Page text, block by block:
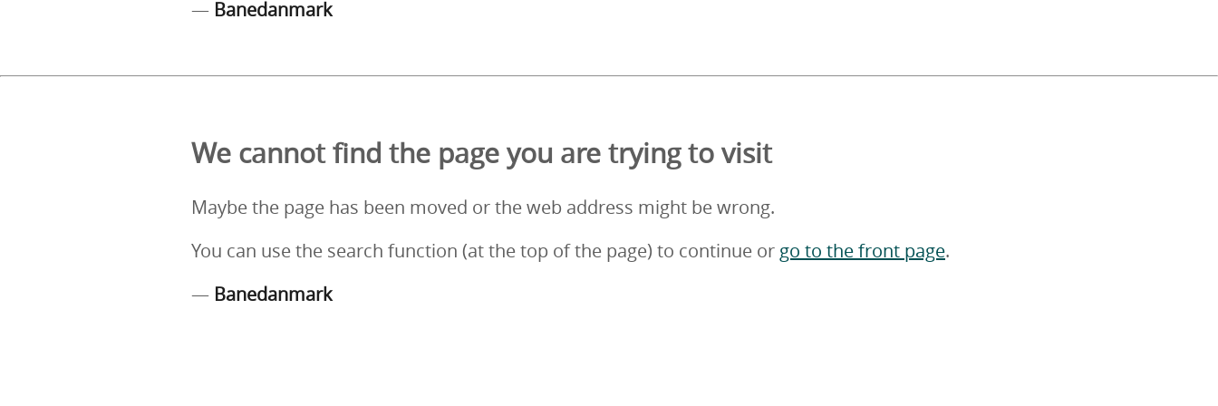
— Banedanmark
We cannot find the page you are trying to visit
Maybe the page has been moved or the web address might be wrong.
You can use the search function (at the top of the page) to continue or go to the front page.
— Banedanmark